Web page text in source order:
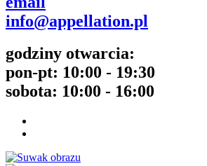
info@appellation.pl
godziny otwarcia:
pon-pt: 10:00 - 19:30
sobota: 10:00 - 16:00